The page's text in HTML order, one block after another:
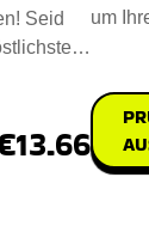
Seid
um